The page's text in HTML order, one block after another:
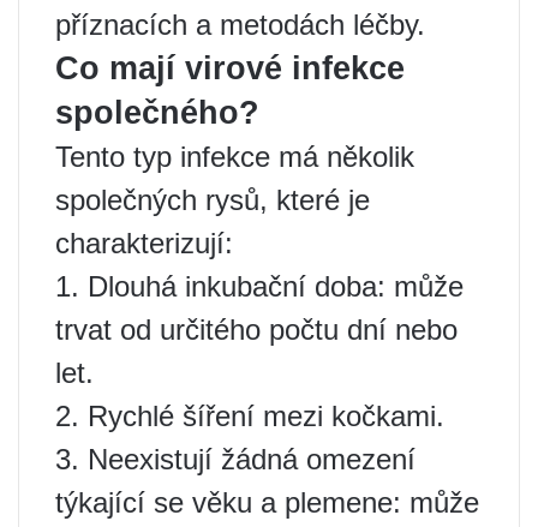
příznacích a metodách léčby.
Co mají virové infekce
společného?
Tento typ infekce má několik
společných rysů, které je
charakterizují:
1. Dlouhá inkubační doba: může
trvat od určitého počtu dní nebo
let.
2. Rychlé šíření mezi kočkami.
3. Neexistují žádná omezení
týkající se věku a plemene: může